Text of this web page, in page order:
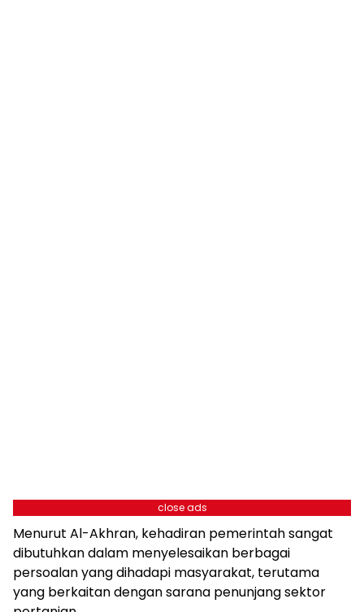
close ads
Menurut Al-Akhran, kehadiran pemerintah sangat
dibutuhkan dalam menyelesaikan berbagai
persoalan yang dihadapi masyarakat, terutama
yang berkaitan dengan sarana penunjang sektor